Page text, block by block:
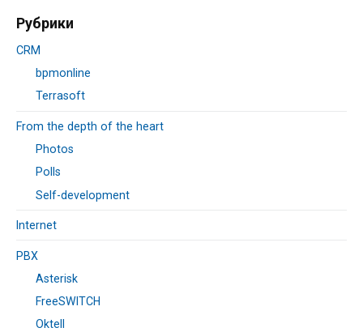
Рубрики
CRM
bpmonline
Terrasoft
From the depth of the heart
Photos
Polls
Self-development
Internet
PBX
Asterisk
FreeSWITCH
Oktell